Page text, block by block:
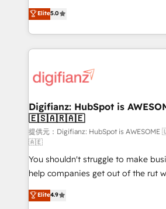
is there for you to: - Grow revenue, and run your
business more efficiently - Build stronger
more people - Get the most out of your HubSpot
investment
enable mid-market and enterprise
maximise their return from digital
growth. We modernise platforms, streamline
operations that are causing
supercharge revenue operations Key services: • CRM
Transformation / Web
Sales Consulting • Marketing Automation
makes us different? 🚀 Top 0.5% of global HubSpot
agencies ⚙️ The strongest technical ability and
integration capabilities 💼 Consultative, long-term
partners who will embed
business, processes and systems 🏢 We specialise in
working with mid-market and
Elite5.0
Digifianz: HubSpot is
🇪🇸🇦🇷🇦🇪
提供元：Digifianz: HubSpot is
🇦🇪
You shouldn't struggle to make
help companies get out of the rut
process-oriented teams
Marketing, Sales, Service, CMS and
Elite4.9